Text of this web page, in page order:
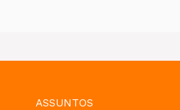
ASSUNTOS